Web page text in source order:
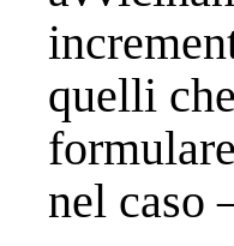
quelli
nel caso